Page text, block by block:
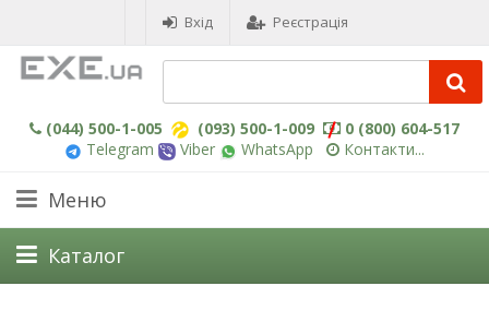
Вхід Реєстрація
(044) 500-1-005 (093) 500-1-009
0 (800) 604-517
Telegram
Viber WhatsApp Контакти...
Меню
Каталог